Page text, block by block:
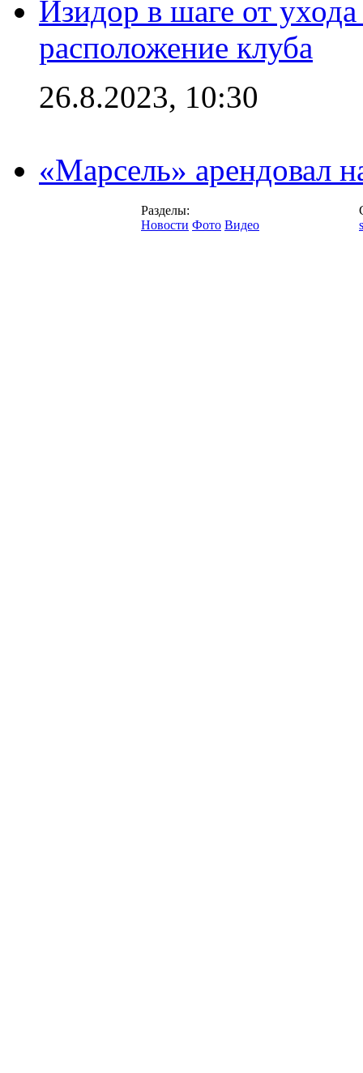
Изидор в шаге от
расположение клуба
26.8.2023, 10:30
«Марсель» арендовал
Разделы:
Новости Фото Видео